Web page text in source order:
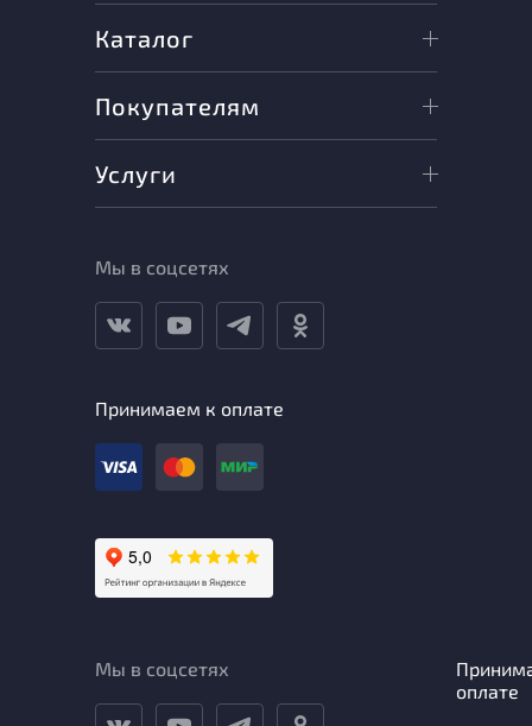
Каталог
Покупателям
Услуги
Мы в соцсетях
Принимаем к оплате
Мы в соцсетях
оплате